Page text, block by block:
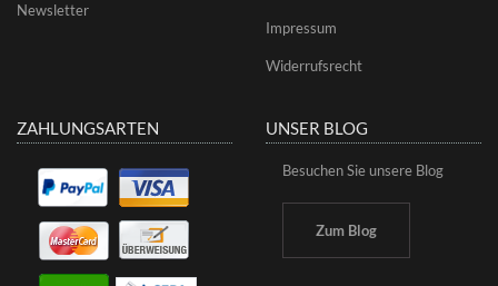
Newsletter
Impressum
Widerrufsrecht
ZAHLUNGSARTEN UNSER BLOG
Besuchen Sie unsere Blog
Zum Blog